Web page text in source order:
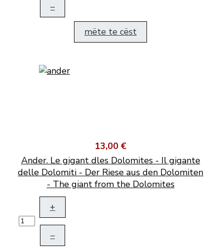
–
mëte te cëst
13,00 €
Ander. Le gigant dles Dolomites - Il gigante
delle Dolomiti - Der Riese aus den Dolomiten
- The giant from the Dolomites
+
–